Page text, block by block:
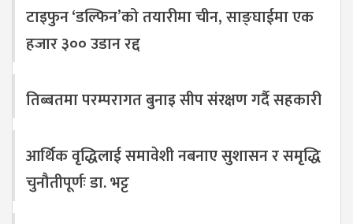
टाइफुन ‘डल्फिन’को तयारीमा चीन, साङ्घाईमा एक
हजार ३०० उडान रद्द
तिब्बतमा परम्परागत बुनाइ सीप संरक्षण गर्दै सहकारी
आर्थिक वृद्धिलाई समावेशी नबनाए सुशासन र समृद्धि
चुनौतीपूर्णः डा. भट्ट